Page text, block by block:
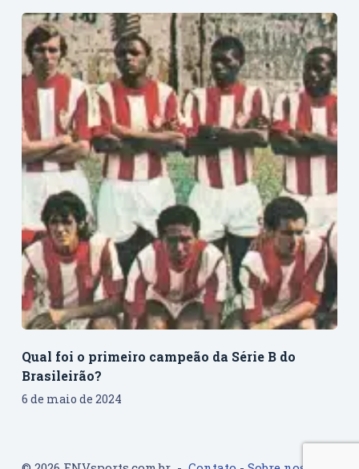
Qual foi o primeiro campeão da Série B do
Brasileirão?
6 de maio de 2024